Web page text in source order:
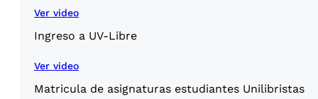
Ver video
Ingreso a UV-Libre
Ver video
Matricula de asignaturas estudiantes Unilibristas